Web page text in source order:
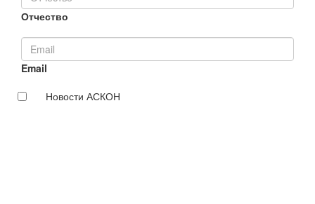
Отчество
Email
Новости АСКОН